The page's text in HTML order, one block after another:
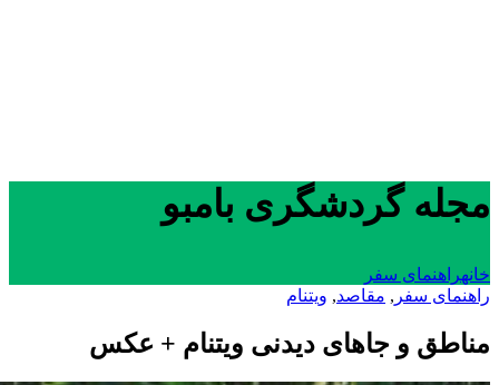
مجله گردشگری بامبو
خانهراهنمای سفر
راهنمای سفر , مقاصد, ویتنام
مناطق و جاهای دیدنی ویتنام + عکس